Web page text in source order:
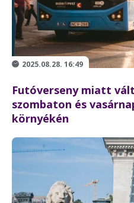
2025.08.28. 16:49
Futóverseny miatt
szombaton és
környékén